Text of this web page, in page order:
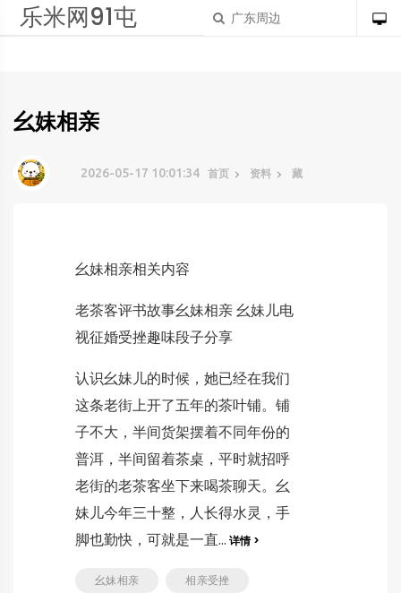
乐米网91屯
幺妹相亲
2026-05-17 10:01:34 首页 资料 藏
幺妹相亲相关内容
老茶客评书故事幺妹相亲 幺妹儿电
视征婚受挫趣味段子分享
认识幺妹儿的时候，她已经在我们
这条老街上开了五年的茶叶铺。铺
子不大，半间货架摆着不同年份的
普洱，半间留着茶桌，平时就招呼
老街的老茶客坐下来喝茶聊天。幺
妹儿今年三十整，人长得水灵，手
脚也勤快，可就是一直... 详情 >
幺妹相亲 相亲受挫